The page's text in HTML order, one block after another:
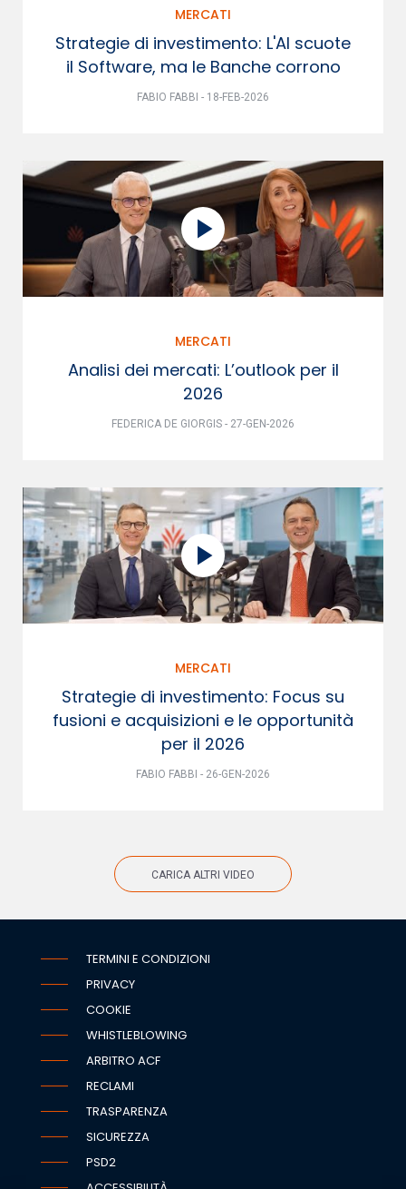
MERCATI
Strategie di investimento: L'AI scuote
il Software, ma le Banche corrono
FABIO FABBI - 18-FEB-2026
MERCATI
Analisi dei mercati: L’outlook per il
2026
FEDERICA DE GIORGIS - 27-GEN-2026
MERCATI
Strategie di investimento: Focus su
fusioni e acquisizioni e le opportunità
per il 2026
FABIO FABBI - 26-GEN-2026
CARICA ALTRI VIDEO
TERMINI E CONDIZIONI
PRIVACY
COOKIE
WHISTLEBLOWING
ARBITRO ACF
RECLAMI
TRASPARENZA
SICUREZZA
PSD2